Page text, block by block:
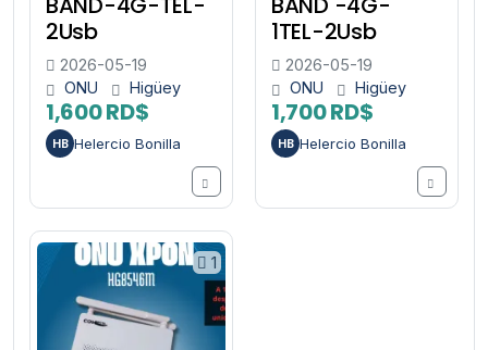
2Usb
2026-05-19
ONU
Higüey
1,600 RD$
HB Helercio Bonilla
1TEL-2Usb
2026-05-19
ONU
Higüey
1,700 RD$
HB Helercio Bonilla
1